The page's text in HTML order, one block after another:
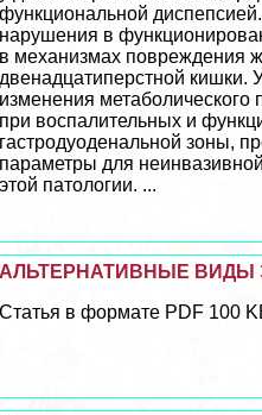
функциональной
нарушения в
в механизмах повреждения
двенадцатиперстной кишки.
изменения
при воспалительных и
гастродуоденальной зоны,
параметры для
этой патологии. ...
АЛЬТЕРНАТИВНЫЕ ВИДЫ
Статья в формате PDF 100